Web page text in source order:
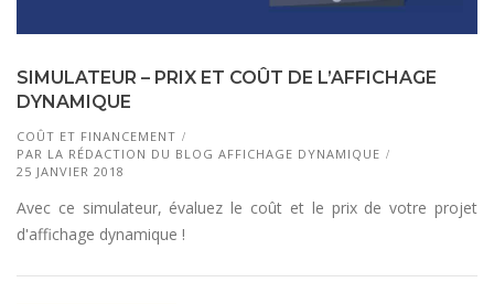
SIMULATEUR – PRIX ET COÛT DE L’AFFICHAGE
DYNAMIQUE
COÛT ET FINANCEMENT
PAR LA RÉDACTION DU BLOG AFFICHAGE DYNAMIQUE
25 JANVIER 2018
Avec ce simulateur, évaluez le coût et le prix de votre projet
d'affichage dynamique !